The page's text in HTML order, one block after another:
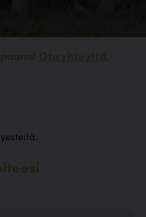
Ota yhteyttä.